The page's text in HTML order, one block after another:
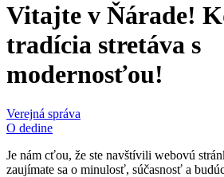
Vitajte v Ňárade!
tradícia stretáva s
modernosťou!
Verejná správa
O dedine
Je nám cťou, že ste navštívili webovú
zaujímate sa o minulosť, súčasnosť a